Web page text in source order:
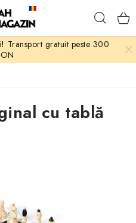
Transport gratuit peste 300
cu tablă